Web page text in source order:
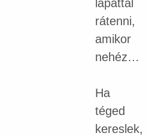
lapáttal
rátenni,
amikor
nehéz…
Ha
téged
kereslek,